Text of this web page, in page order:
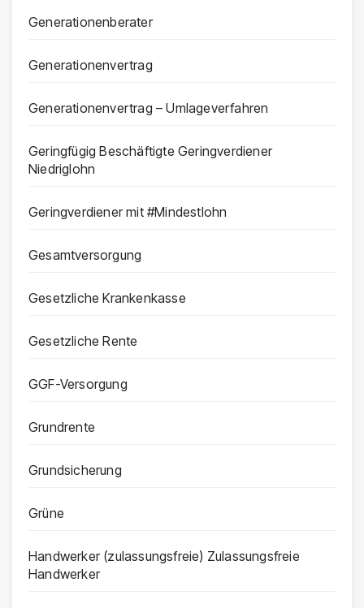
Generationenberater
Generationenvertrag
Generationenvertrag – Umlageverfahren
Geringfügig Beschäftigte Geringverdiener
Niedriglohn
Geringverdiener mit #Mindestlohn
Gesamtversorgung
Gesetzliche Krankenkasse
Gesetzliche Rente
GGF-Versorgung
Grundrente
Grundsicherung
Grüne
Handwerker (zulassungsfreie) Zulassungsfreie
Handwerker